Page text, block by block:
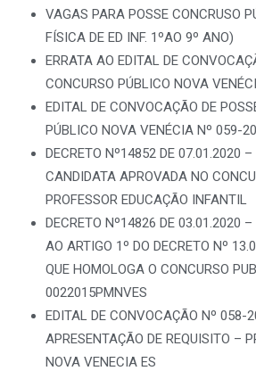
VAGAS PARA POSSE CONCRUSO
FÍSICA DE ED INF. 1ºAO 9º ANO)
ERRATA AO EDITAL DE
CONCURSO PÚBLICO NOVA
EDITAL DE CONVOCAÇÃO DE
PÚBLICO NOVA VENÉCIA Nº 059-
DECRETO Nº14852 DE 07.01.2020
CANDIDATA APROVADA NO
PROFESSOR EDUCAÇÃO INFANTIL
DECRETO Nº14826 DE 03.01.2020
AO ARTIGO 1º DO DECRETO Nº
QUE HOMOLOGA O CONCURSO
0022015PMNVES
EDITAL DE CONVOCAÇÃO Nº 058-
APRESENTAÇÃO DE REQUISITO –
NOVA VENECIA ES